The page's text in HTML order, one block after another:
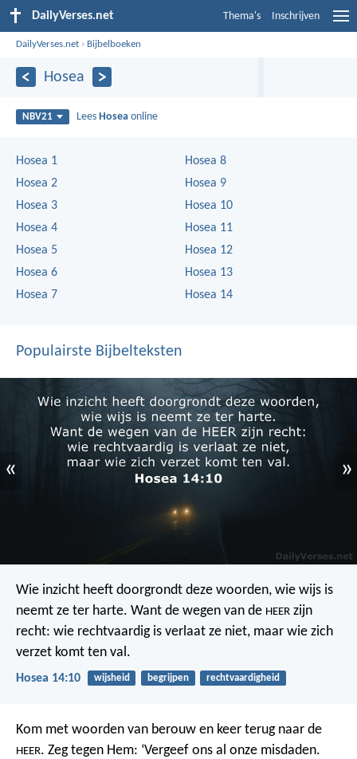
DailyVerses.net Thema's Inschrijven
DailyVerses.net › Bijbelboeken
Hosea
NBV21 Lees Hosea online
Hosea 1
Hosea 2
Hosea 3
Hosea 4
Hosea 5
Hosea 6
Hosea 7
Hosea 8
Hosea 9
Hosea 10
Hosea 11
Hosea 12
Hosea 13
Hosea 14
Populairste Bijbelteksten
« »
Wie inzicht heeft doorgrondt deze woorden, wie wijs is
neemt ze ter harte. Want de wegen van de HEER zijn
recht: wie rechtvaardig is verlaat ze niet, maar wie zich
verzet komt ten val.
Hosea 14:10 wijsheid begrijpen rechtvaardigheid
Kom met woorden van berouw en keer terug naar de
HEER. Zeg tegen Hem: ‘Vergeef ons al onze misdaden.